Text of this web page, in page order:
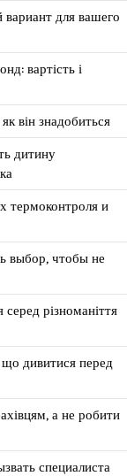
для вашего
вартість і
він знадобиться
дитину
термоконтроля и
выбор, чтобы не
серед різноманіття
дивитися перед
а не робити
специалиста